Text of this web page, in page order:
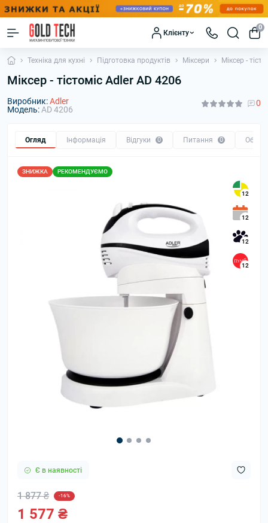
Клієнту
0
Техніка для кухні Підготовка продуктів Міксери Міксер -
Міксер - тістоміс Adler AD 4206
Виробник:Adler
Модель:AD 4206
0
Огляд Інформація Відгуки 0 Питання 0 Обмін
ЗНИЖКА РЕКОМЕНДУЄМО
12
12
12
12
Є в наявності
1 877 ₴ -16%
1 577 ₴